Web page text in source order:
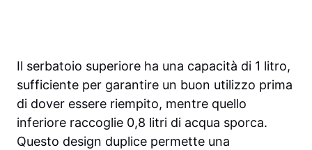
Il serbatoio superiore ha una capacità di 1 litro,
sufficiente per garantire un buon utilizzo prima
di dover essere riempito, mentre quello
inferiore raccoglie 0,8 litri di acqua sporca.
Questo design duplice permette una